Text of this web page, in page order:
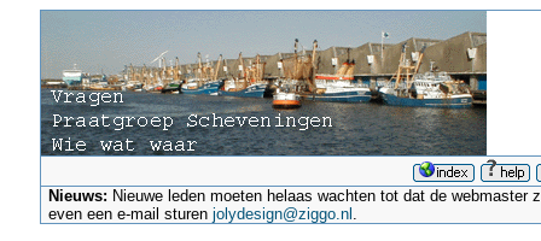
Nieuws: Nieuwe leden moeten helaas wachten tot dat de
even een e-mail sturenjolydesign@ziggo.nl .